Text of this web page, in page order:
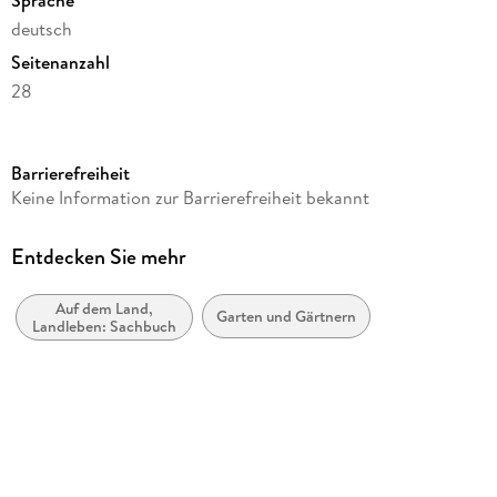
deutsch
Seitenanzahl
28
Autor/Autorin
Verlag/Hersteller
Produktart
Kalender
Barrierefreiheit
Keine Information zur Barrierefreiheit bekannt
Entdecken Sie mehr
Auf dem Land,
Landleben: Sachbuch
Garten und Gärtnern